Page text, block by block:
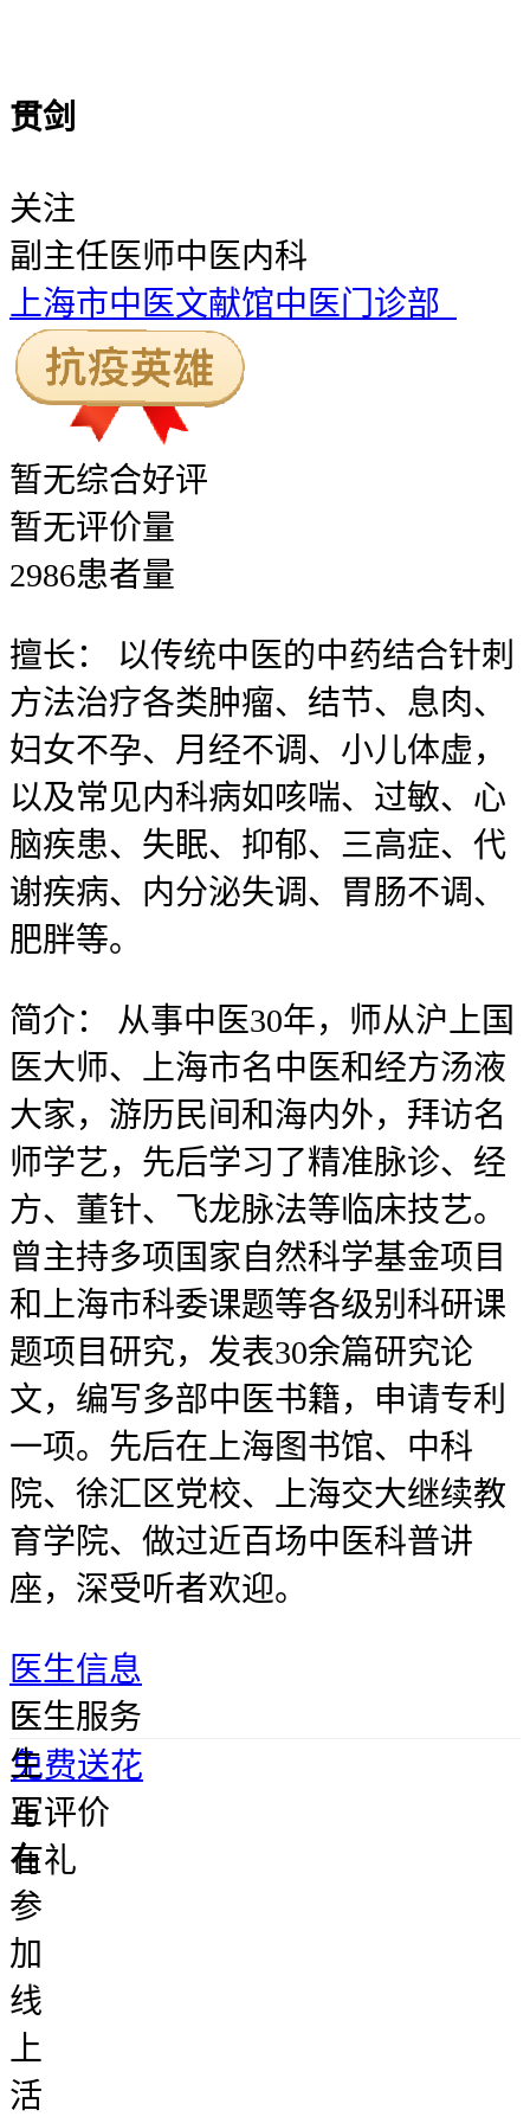
贯剑
关注
副主任医师中医内科
上海市中医文献馆中医门诊部
暂无综合好评
暂无评价量
2986患者量
擅长：
以传统中医的中药结合针刺
方法治疗各类肿瘤、结节、息肉、
妇女不孕、月经不调、小儿体虚，
以及常见内科病如咳喘、过敏、心
脑疾患、失眠、抑郁、三高症、代
谢疾病、内分泌失调、胃肠不调、
肥胖等。
简介：
从事中医30年，师从沪上国
医大师、上海市名中医和经方汤液
大家，游历民间和海内外，拜访名
师学艺，先后学习了精准脉诊、经
方、董针、飞龙脉法等临床技艺。
曾主持多项国家自然科学基金项目
和上海市科委课题等各级别科研课
题项目研究，发表30余篇研究论
文，编写多部中医书籍，申请专利
一项。先后在上海图书馆、中科
院、徐汇区党校、上海交大继续教
育学院、做过近百场中医科普讲
座，深受听者欢迎。
医生信息
医
生
正
在
参
加
线
上
活
医生服务
免费送花
写评价
有礼